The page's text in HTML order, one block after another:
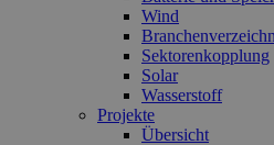
Wind
Sektorenkopplung
Solar
Wasserstoff
Projekte
Übersicht